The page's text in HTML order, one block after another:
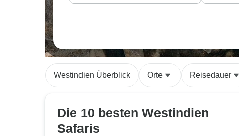
Westindien Überblick Orte Reisedauer
Die 10 besten Westindien
Safaris